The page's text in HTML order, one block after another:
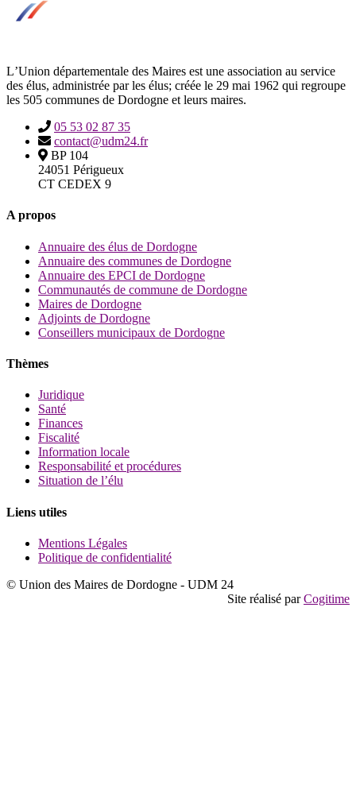
LʼUnion départementale des Maires est une association au service
des élus, administrée par les élus; créée le 29 mai 1962 qui regroupe
les 505 communes de Dordogne et leurs maires.
05 53 02 87 35
contact@udm24.fr
BP 104
24051 Périgueux
CT CEDEX 9
A propos
Annuaire des élus de Dordogne
Annuaire des communes de Dordogne
Annuaire des EPCI de Dordogne
Communautés de commune de Dordogne
Maires de Dordogne
Adjoints de Dordogne
Conseillers municipaux de Dordogne
Thèmes
Juridique
Santé
Finances
Fiscalité
Information locale
Responsabilité et procédures
Situation de l’élu
Liens utiles
Mentions Légales
Politique de confidentialité
© Union des Maires de Dordogne - UDM 24
Site réalisé parCogitime